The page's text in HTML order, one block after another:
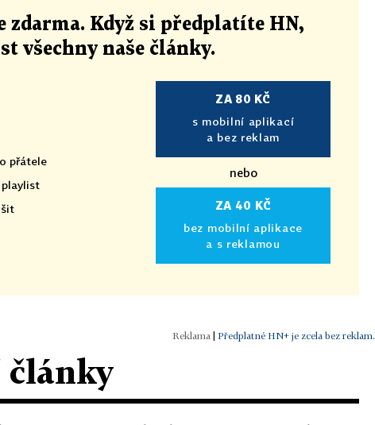
zdarma. Když si předplatíte HN,
všechny naše články.
přátele
playlist
ZA 80 KČ
s mobilní aplikací
a bez reklam
nebo
ZA 40 KČ
bez mobilní aplikace
a s reklamou
Předplatné HN+ je zcela bez reklam.
články